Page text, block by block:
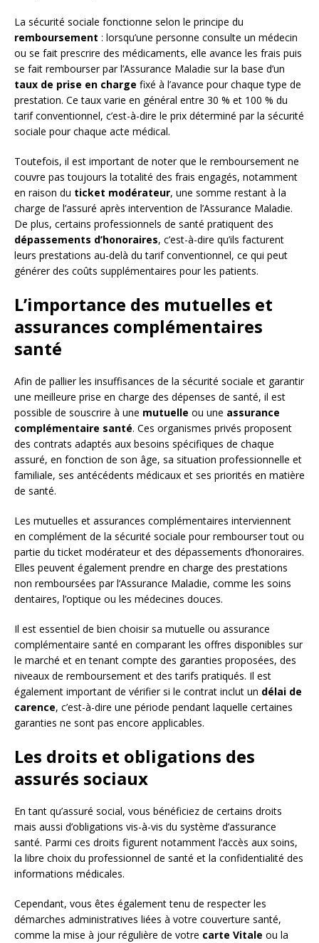
La sécurité sociale fonctionne selon le principe du
remboursement : lorsqu’une personne consulte un médecin
ou se fait prescrire des médicaments, elle avance les frais puis
se fait rembourser par l’Assurance Maladie sur la base d’un
taux de prise en charge fixé à l’avance pour chaque type de
prestation. Ce taux varie en général entre 30 % et 100 % du
tarif conventionnel, c’est-à-dire le prix déterminé par la sécurité
sociale pour chaque acte médical.
Toutefois, il est important de noter que le remboursement ne
couvre pas toujours la totalité des frais engagés, notamment
en raison du ticket modérateur, une somme restant à la
charge de l’assuré après intervention de l’Assurance Maladie.
De plus, certains professionnels de santé pratiquent des
dépassements d’honoraires, c’est-à-dire qu’ils facturent
leurs prestations au-delà du tarif conventionnel, ce qui peut
générer des coûts supplémentaires pour les patients.
L’importance des mutuelles et
assurances complémentaires
santé
Afin de pallier les insuffisances de la sécurité sociale et garantir
une meilleure prise en charge des dépenses de santé, il est
possible de souscrire à une mutuelle ou une assurance
complémentaire santé. Ces organismes privés proposent
des contrats adaptés aux besoins spécifiques de chaque
assuré, en fonction de son âge, sa situation professionnelle et
familiale, ses antécédents médicaux et ses priorités en matière
de santé.
Les mutuelles et assurances complémentaires interviennent
en complément de la sécurité sociale pour rembourser tout ou
partie du ticket modérateur et des dépassements d’honoraires.
Elles peuvent également prendre en charge des prestations
non remboursées par l’Assurance Maladie, comme les soins
dentaires, l’optique ou les médecines douces.
Il est essentiel de bien choisir sa mutuelle ou assurance
complémentaire santé en comparant les offres disponibles sur
le marché et en tenant compte des garanties proposées, des
niveaux de remboursement et des tarifs pratiqués. Il est
également important de vérifier si le contrat inclut un délai de
carence, c’est-à-dire une période pendant laquelle certaines
garanties ne sont pas encore applicables.
Les droits et obligations des
assurés sociaux
En tant qu’assuré social, vous bénéficiez de certains droits
mais aussi d’obligations vis-à-vis du système d’assurance
santé. Parmi ces droits figurent notamment l’accès aux soins,
la libre choix du professionnel de santé et la confidentialité des
informations médicales.
Cependant, vous êtes également tenu de respecter les
démarches administratives liées à votre couverture santé,
comme la mise à jour régulière de votre carte Vitale ou la